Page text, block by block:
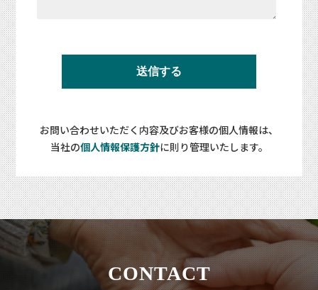
お問い合わせいただく内容及びお客様の個人情報は、
当社の個人情報保護方針に則り管理いたします。
CONTACT